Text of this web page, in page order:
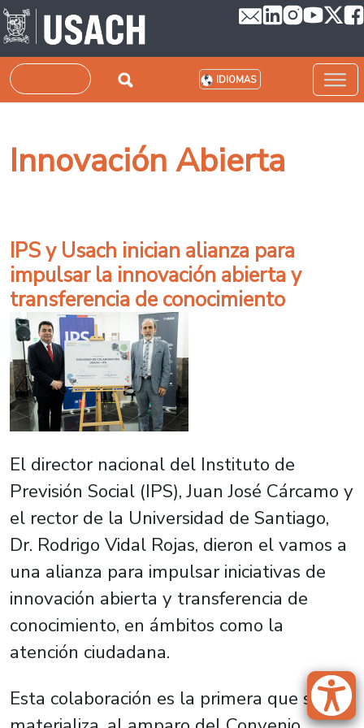
Pasar al contenido principal
Buscar IDIOMAS
Innovación Abierta
IPS y Usach inician alianza para
impulsar la innovación abierta y
transferencia de conocimiento
El director nacional del Instituto de
Previsión Social (IPS), Juan José Cárcamo y
el rector de la Universidad de Santiago,
Dr. Rodrigo Vidal Rojas, dieron el vamos a
una alianza para impulsar iniciativas de
innovación abierta y transferencia de
conocimiento, en ámbitos como la
atención ciudadana.
Esta colaboración es la primera que se